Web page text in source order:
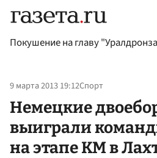
Покушение на главу
9 марта 2013 19:12Спорт
Немецкие
выиграли
на этапе КМ в